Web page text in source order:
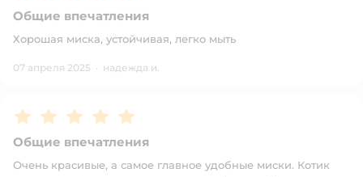
Общие впечатления
Хорошая миска, устойчивая, легко мыть
07 апреля 2025 · надежда и.
Рейтинг:5
Общие впечатления
Очень красивые, а самое главное удобные миски. Котик